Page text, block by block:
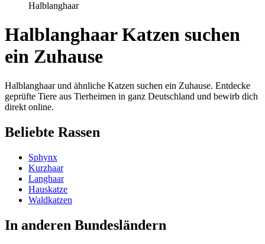
Halblanghaar
Halblanghaar Katzen suchen
ein Zuhause
Halblanghaar und ähnliche Katzen suchen ein Zuhause. Entdecke
geprüfte Tiere aus Tierheimen in ganz Deutschland und bewirb dich
direkt online.
Beliebte Rassen
Sphynx
Kurzhaar
Langhaar
Hauskatze
Waldkatzen
In anderen Bundesländern